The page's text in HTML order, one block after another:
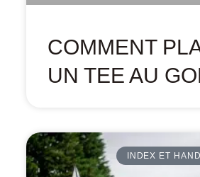
COMMENT
UN TEE AU
INDEX ET